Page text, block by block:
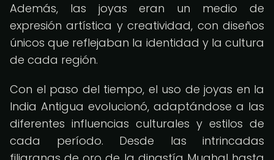
Además, las joyas eran un medio de
expresión artística y creatividad, con diseños
únicos que reflejaban la identidad y la cultura
de cada región.
Con el paso del tiempo, el uso de joyas en la
India Antigua evolucionó, adaptándose a las
diferentes influencias culturales y estilos de
cada período. Desde las intrincadas